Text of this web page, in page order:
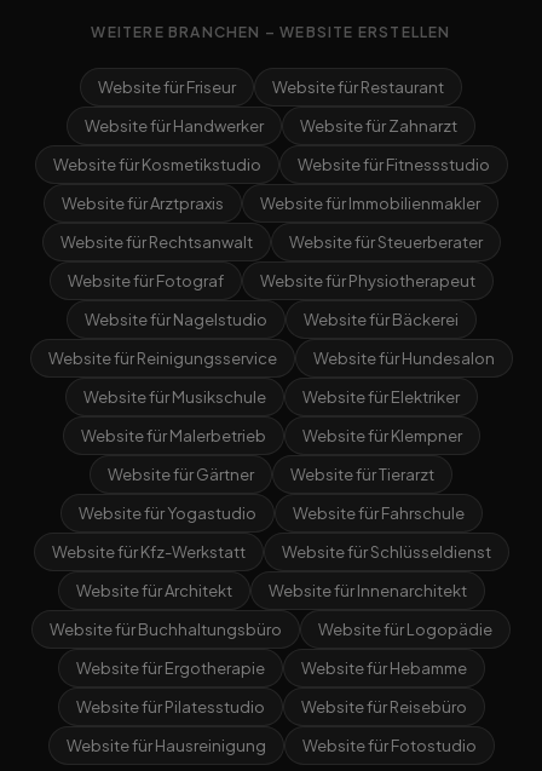
WEITERE BRANCHEN – WEBSITE ERSTELLEN
Website für Friseur
Website für Restaurant
Website für Handwerker
Website für Zahnarzt
Website für Kosmetikstudio
Website für Fitnessstudio
Website für Arztpraxis
Website für Immobilienmakler
Website für Rechtsanwalt
Website für Steuerberater
Website für Fotograf
Website für Physiotherapeut
Website für Nagelstudio
Website für Bäckerei
Website für Reinigungsservice
Website für Hundesalon
Website für Musikschule
Website für Elektriker
Website für Malerbetrieb
Website für Klempner
Website für Gärtner
Website für Tierarzt
Website für Yogastudio
Website für Fahrschule
Website für Kfz-Werkstatt
Website für Schlüsseldienst
Website für Architekt
Website für Innenarchitekt
Website für Buchhaltungsbüro
Website für Logopädie
Website für Ergotherapie
Website für Hebamme
Website für Pilatesstudio
Website für Reisebüro
Website für Hausreinigung
Website für Fotostudio